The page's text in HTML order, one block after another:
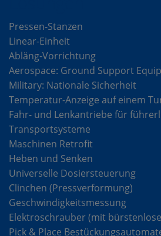
Pressen-Stanzen
Linear-Einheit
Abläng-Vorrichtung
Aerospace: Ground Support
Military: Nationale Sicherheit
Temperatur-Anzeige auf einem
Fahr- und Lenkantriebe für
Transportsysteme
Maschinen Retrofit
Heben und Senken
Universelle Dosiersteuerung
Clinchen (Pressverformung)
Geschwindigkeitsmessung
Elektroschrauber (mit
Pick & Place